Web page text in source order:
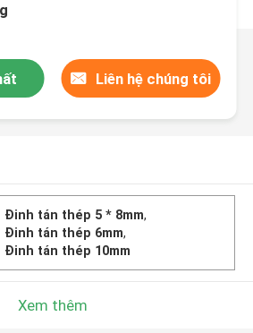
Liên hệ chúng tôi
Đinh tán thép 5 * 8mm,
Đinh tán thép 6mm,
Đinh tán thép 10mm
Xem thêm